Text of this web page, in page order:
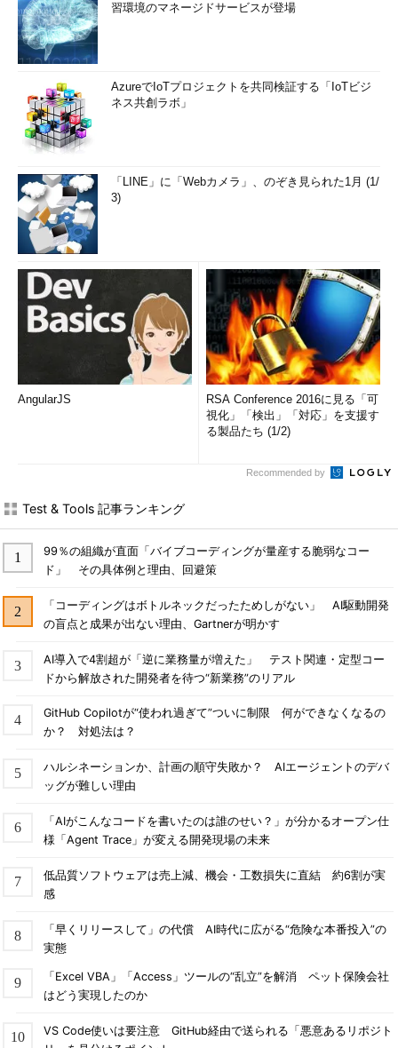
習環境のマネージドサービスが登場
AzureでIoTプロジェクトを共同検証する「IoTビジ
ネス共創ラボ」
「LINE」に「Webカメラ」、のぞき見られた1月 (1/
3)
AngularJS
RSA Conference 2016に見る「可
視化」「検出」「対応」を支援す
る製品たち (1/2)
Recommended by
Test & Tools 記事ランキング
99％の組織が直面「バイブコーディングが量産する脆弱なコー
ド」 その具体例と理由、回避策
「コーディングはボトルネックだったためしがない」 AI駆動開発
の盲点と成果が出ない理由、Gartnerが明かす
AI導入で4割超が「逆に業務量が増えた」 テスト関連・定型コー
ドから解放された開発者を待つ“新業務”のリアル
GitHub Copilotが“使われ過ぎて”ついに制限 何ができなくなるの
か？ 対処法は？
ハルシネーションか、計画の順守失敗か？ AIエージェントのデバ
ッグが難しい理由
「AIがこんなコードを書いたのは誰のせい？」が分かるオープン仕
様「Agent Trace」が変える開発現場の未来
低品質ソフトウェアは売上減、機会・工数損失に直結 約6割が実
感
「早くリリースして」の代償 AI時代に広がる“危険な本番投入”の
実態
「Excel VBA」「Access」ツールの“乱立”を解消 ペット保険会社
はどう実現したのか
VS Code使いは要注意 GitHub経由で送られる「悪意あるリポジト